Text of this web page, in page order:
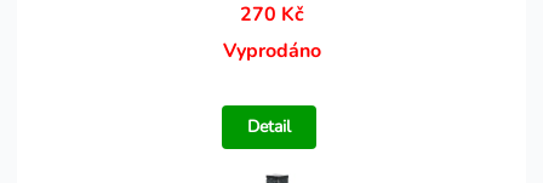
270 Kč
Vyprodáno
Detail